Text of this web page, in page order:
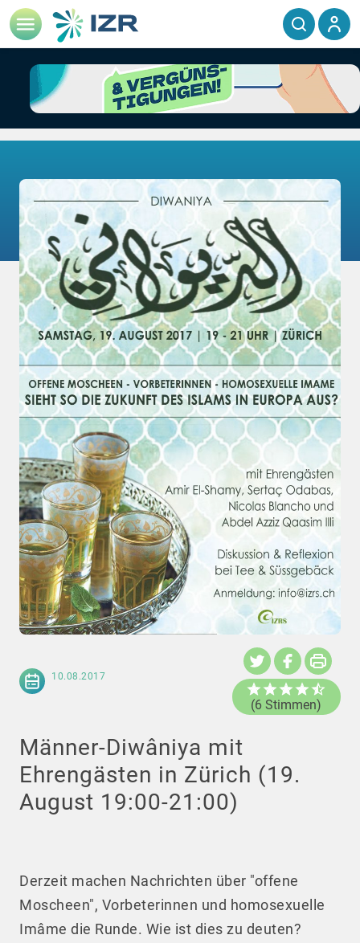
10.08.2017
(6 Stimmen)
Männer-Diwâniya mit
Ehrengästen in Zürich (19.
August 19:00-21:00)
Derzeit machen Nachrichten über "offene
Moscheen", Vorbeterinnen und homosexuelle
Imâme die Runde. Wie ist dies zu deuten?